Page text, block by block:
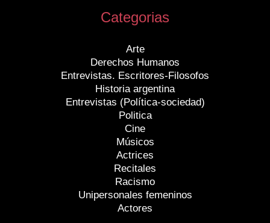
Categorias
Arte
Derechos Humanos
Entrevistas. Escritores-Filosofos
Historia argentina
Entrevistas (Política-sociedad)
Politica
Cine
Músicos
Actrices
Recitales
Racismo
Unipersonales femeninos
Actores